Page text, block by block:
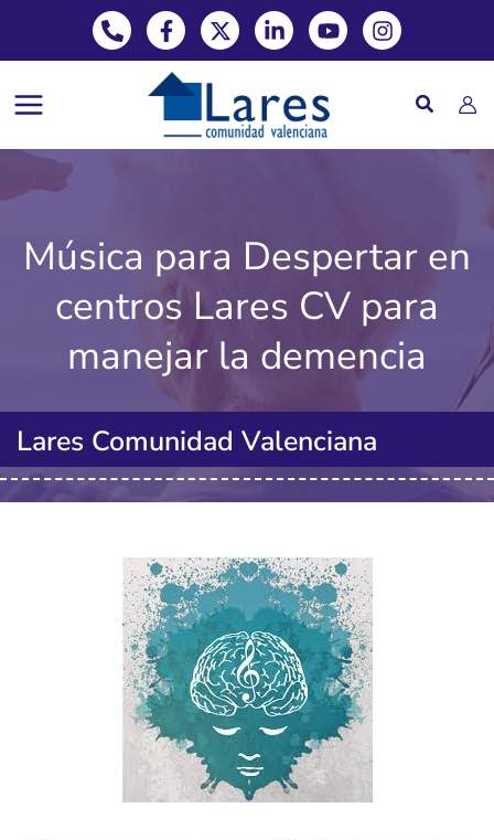
contenido
Phone-alt Facebook-f X-twitter Linkedin-in Youtube Instagram
Música para Despertar en
centros Lares CV para
manejar la demencia
Lares Comunidad Valenciana